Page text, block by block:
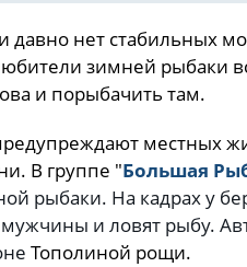
давно нет стабильных
зимней рыбаки
и порыбачить там.
местных
В группе "Большая
рыбаки. На кадрах у
мужчины и ловят рыбу.
Тополиной рощи.